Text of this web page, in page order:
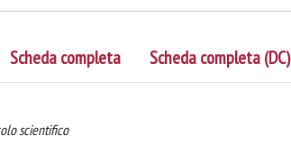
Scheda completa Scheda completa (DC)
scientifico